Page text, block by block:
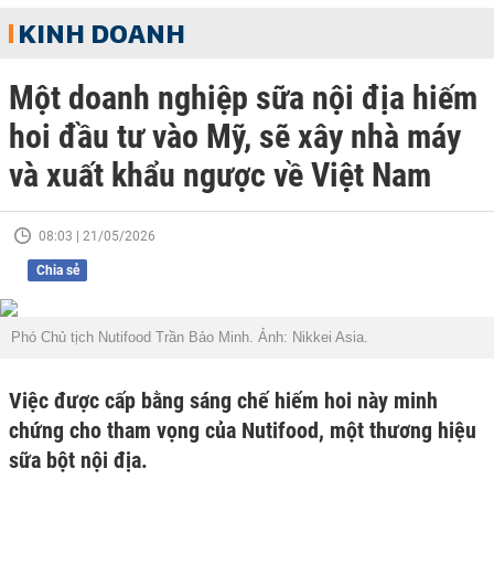
KINH DOANH
Một doanh nghiệp sữa nội địa hiếm
hoi đầu tư vào Mỹ, sẽ xây nhà máy
và xuất khẩu ngược về Việt Nam
08:03 | 21/05/2026
Chia sẻ
Phó Chủ tịch Nutifood Trần Bảo Minh. Ảnh: Nikkei Asia.
Việc được cấp bằng sáng chế hiếm hoi này minh
chứng cho tham vọng của Nutifood, một thương hiệu
sữa bột nội địa.